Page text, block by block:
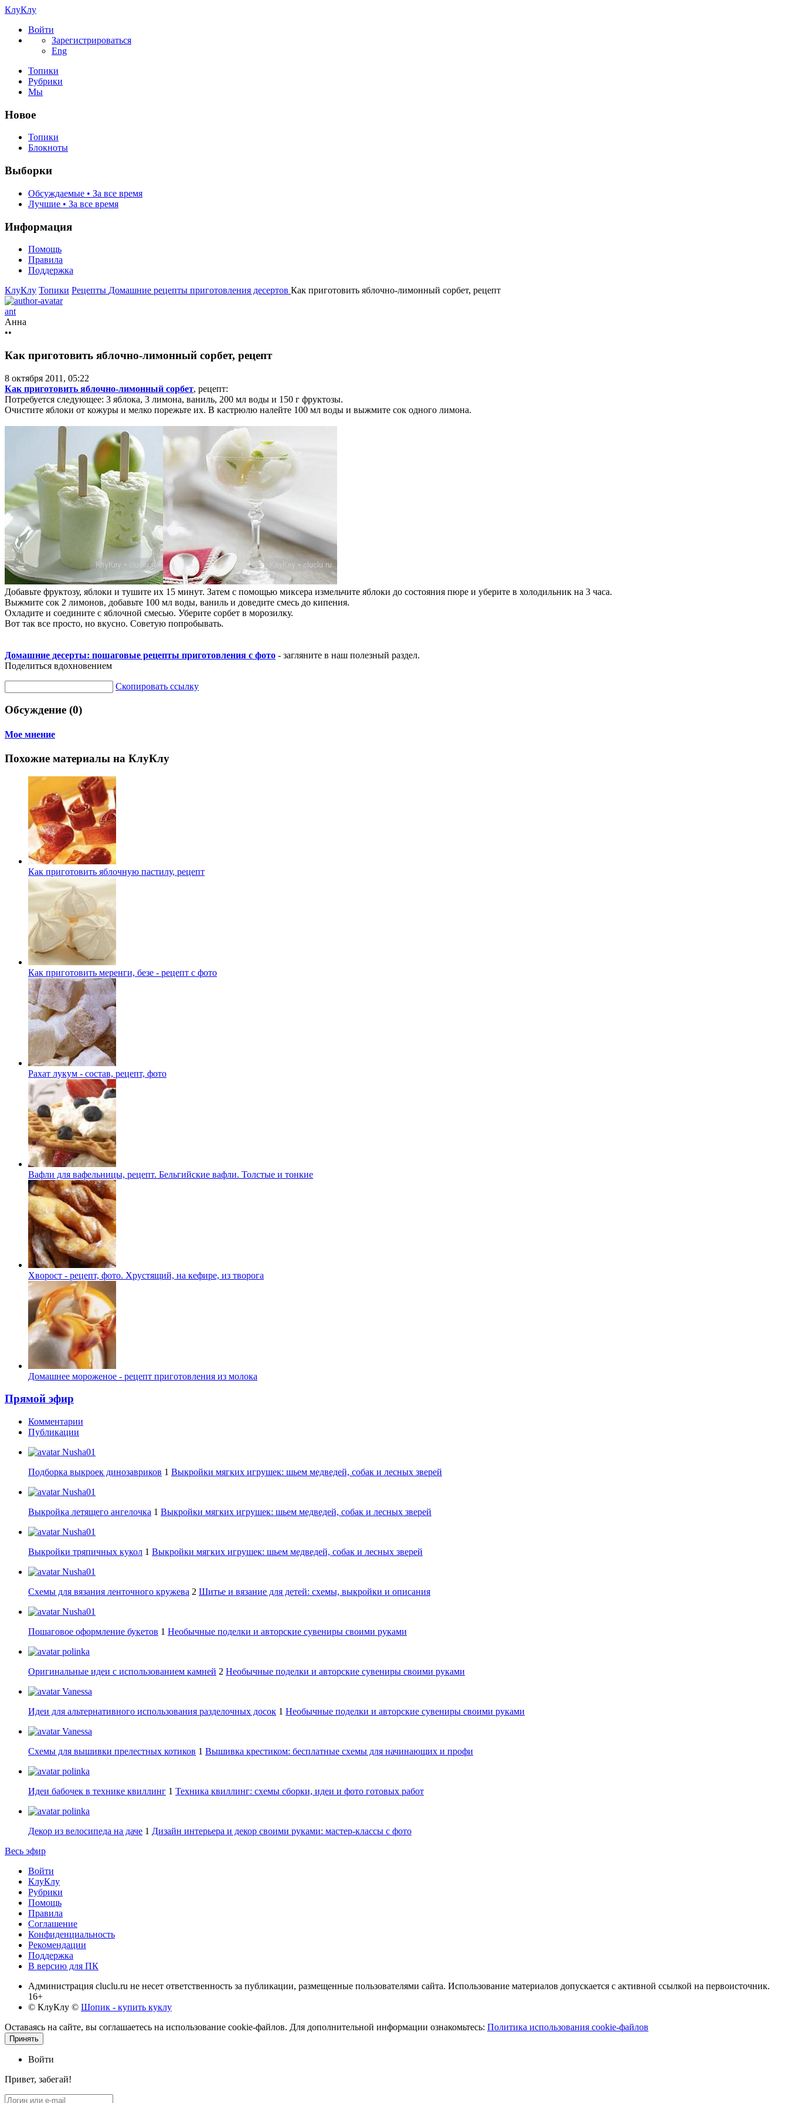
КлуКлу
Войти
Зарегистрироваться
Eng
Топики
Рубрики
Мы
Новое
Топики
Блокноты
Выборки
Обсуждаемые • За все время
Лучшие • За все время
Информация
Помощь
Правила
Поддержка
КлуКлу Топики Рецепты Домашние рецепты приготовления десертов Как приготовить яблочно-лимонный сорбет, рецепт
ant
Анна
••
Как приготовить яблочно-лимонный сорбет, рецепт
8 октября 2011, 05:22
Как приготовить яблочно-лимонный сорбет, рецепт:
Потребуется следующее: 3 яблока, 3 лимона, ваниль, 200 мл воды и 150 г фруктозы.
Очистите яблоки от кожуры и мелко порежьте их. В кастрюлю налейте 100 мл воды и выжмите сок одного лимона.
Добавьте фруктозу, яблоки и тушите их 15 минут. Затем с помощью миксера измельчите яблоки до состояния пюре и уберите в холодильник на 3 часа.
Выжмите сок 2 лимонов, добавьте 100 мл воды, ваниль и доведите смесь до кипения.
Охладите и соедините с яблочной смесью. Уберите сорбет в морозилку.
Вот так все просто, но вкусно. Советую попробывать.
Домашние десерты: пошаговые рецепты приготовления с фото - загляните в наш полезный раздел.
Поделиться вдохновением
Скопировать ссылку
Обсуждение (0)
Мое мнение
Похожие материалы на КлуКлу
Как приготовить яблочную пастилу, рецепт
Как приготовить меренги, безе - рецепт с фото
Рахат лукум - состав, рецепт, фото
Вафли для вафельницы, рецепт. Бельгийские вафли. Толстые и тонкие
Хворост - рецепт, фото. Хрустящий, на кефире, из творога
Домашнее мороженое - рецепт приготовления из молока
Прямой эфир
Комментарии
Публикации
Nusha01
Подборка выкроек динозавриков 1 Выкройки мягких игрушек: шьем медведей, собак и лесных зверей
Nusha01
Выкройка летящего ангелочка 1 Выкройки мягких игрушек: шьем медведей, собак и лесных зверей
Nusha01
Выкройки тряпичных кукол 1 Выкройки мягких игрушек: шьем медведей, собак и лесных зверей
Nusha01
Схемы для вязания ленточного кружева 2 Шитье и вязание для детей: схемы, выкройки и описания
Nusha01
Пошаговое оформление букетов 1 Необычные поделки и авторские сувениры своими руками
polinka
Оригинальные идеи с использованием камней 2 Необычные поделки и авторские сувениры своими руками
Vanessa
Идеи для альтернативного использования разделочных досок 1 Необычные поделки и авторские сувениры своими руками
Vanessa
Схемы для вышивки прелестных котиков 1 Вышивка крестиком: бесплатные схемы для начинающих и профи
polinka
Идеи бабочек в технике квиллинг 1 Техника квиллинг: схемы сборки, идеи и фото готовых работ
polinka
Декор из велосипеда на даче 1 Дизайн интерьера и декор своими руками: мастер-классы с фото
Весь эфир
Войти
КлуКлу
Рубрики
Помощь
Правила
Соглашение
Конфиденциальность
Рекомендации
Поддержка
В версию для ПК
Администрация cluclu.ru не несет ответственность за публикации, размещенные пользователями сайта. Использование материалов допускается с активной ссылкой на первоисточник.
16+
© КлуКлу © Шопик - купить куклу
Оставаясь на сайте, вы соглашаетесь на использование cookie-файлов. Для дополнительной информации ознакомьтесь: Политика использования cookie-файлов
Принять
Войти
Привет, забегай!